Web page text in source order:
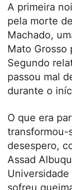
A primeira
pela morte
Machado,
Mato Grosso
Segundo
passou mal
durante o
O que era
transformou-
desespero,
Assad
sofreu